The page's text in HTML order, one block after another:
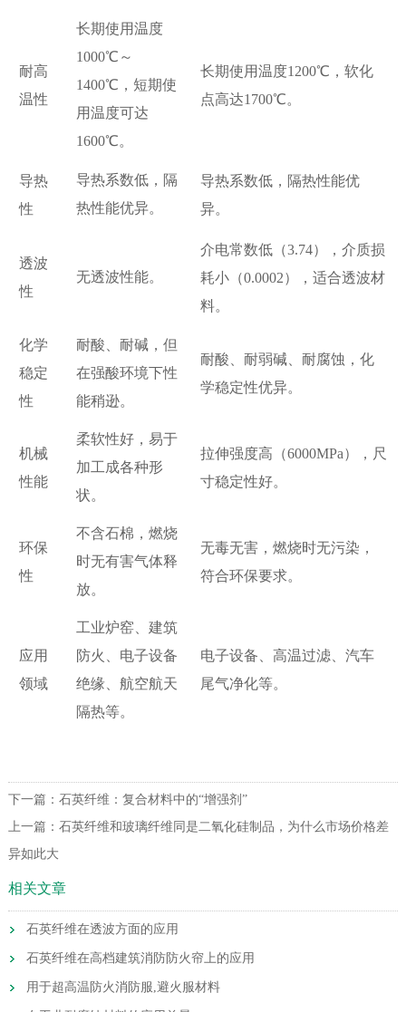
耐高
温性
长期使用温度
1000℃～
1400℃，短期使
用温度可达
1600℃。
长期使用温度1200℃，软化
点高达1700℃。
导热
性
导热系数低，隔
热性能优异。
导热系数低，隔热性能优
异。
透波
性
无透波性能。
介电常数低（3.74），介质损
耗小（0.0002），适合透波材
料。
化学
稳定
性
耐酸、耐碱，但
在强酸环境下性
能稍逊。
耐酸、耐弱碱、耐腐蚀，化
学稳定性优异。
机械
性能
柔软性好，易于
加工成各种形
状。
拉伸强度高（6000MPa），尺
寸稳定性好。
环保
性
不含石棉，燃烧
时无有害气体释
放。
无毒无害，燃烧时无污染，
符合环保要求。
应用
领域
工业炉窑、建筑
防火、电子设备
绝缘、航空航天
隔热等。
电子设备、高温过滤、汽车
尾气净化等。
下一篇： 石英纤维：复合材料中的“增强剂”
上一篇： 石英纤维和玻璃纤维同是二氧化硅制品，为什么市场价格差
异如此大
相关文章
石英纤维在透波方面的应用
石英纤维在高档建筑消防防火帘上的应用
用于超高温防火消防服,避火服材料